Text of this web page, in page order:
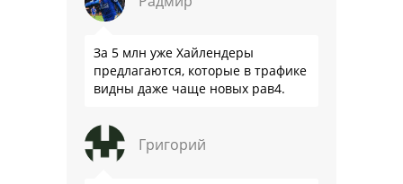
За 5 млн уже Хайлендеры
предлагаются, которые в трафике
видны даже чаще новых рав4.
Григорий